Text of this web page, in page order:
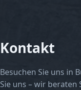
Kontakt
Besuchen Sie uns in
Sie uns – wir beraten